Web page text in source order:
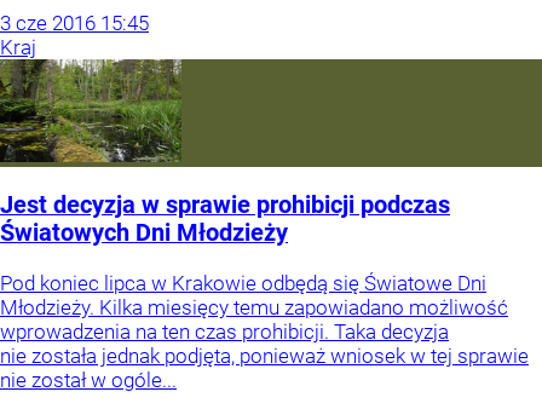
3 cze 2016 15:45
Kraj
Jest decyzja w sprawie prohibicji podczas
Światowych Dni Młodzieży
Pod koniec lipca w Krakowie odbędą się Światowe Dni
Młodzieży. Kilka miesięcy temu zapowiadano możliwość
wprowadzenia na ten czas prohibicji. Taka decyzja
nie została jednak podjęta, ponieważ wniosek w tej sprawie
nie został w ogóle...